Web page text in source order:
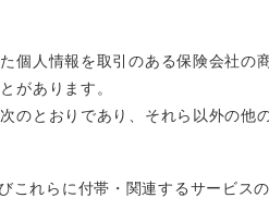
個人情報を取引のある保険会社の
があります。
のとおりであり、それら以外の他
これらに付帯・関連するサービス